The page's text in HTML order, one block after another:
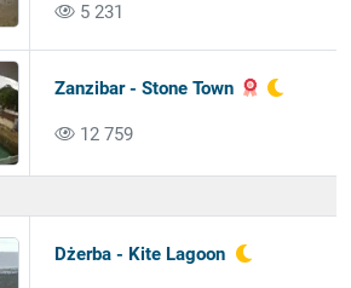
5 231
Zanzibar - Stone Town
12 759
Dżerba - Kite Lagoon